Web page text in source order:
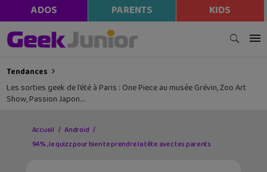
ADOS PARENTS KIDS
Tendances
Les sorties geek de l’été à Paris : One Piece au musée Grévin, Zoo Art
Show, Passion Japon…
Accueil
Android
94% , le quizz pour bien te prendre la tête avec tes parents